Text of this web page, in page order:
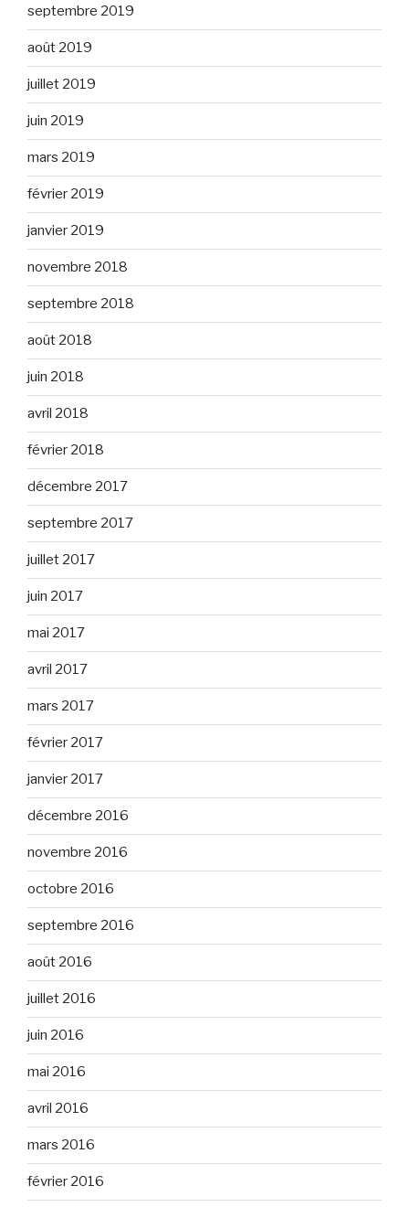
septembre 2019
août 2019
juillet 2019
juin 2019
mars 2019
février 2019
janvier 2019
novembre 2018
septembre 2018
août 2018
juin 2018
avril 2018
février 2018
décembre 2017
septembre 2017
juillet 2017
juin 2017
mai 2017
avril 2017
mars 2017
février 2017
janvier 2017
décembre 2016
novembre 2016
octobre 2016
septembre 2016
août 2016
juillet 2016
juin 2016
mai 2016
avril 2016
mars 2016
février 2016